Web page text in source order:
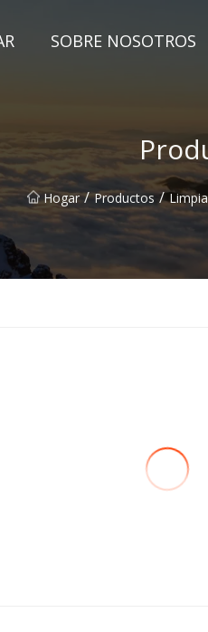
SOBRE NOSOTROS
Hogar / Productos /